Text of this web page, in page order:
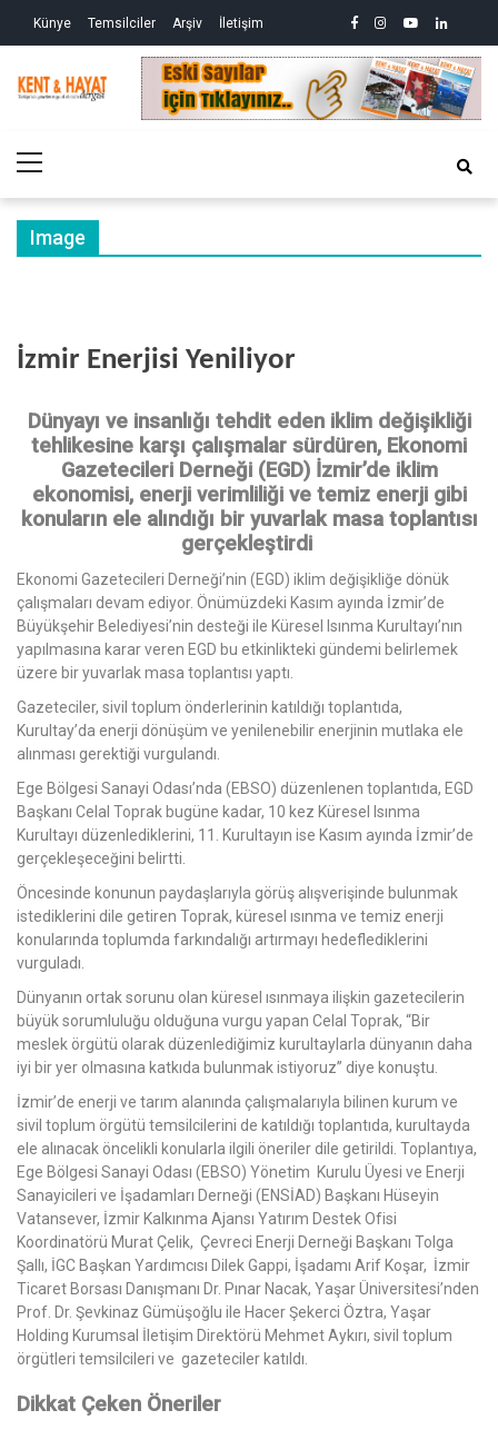
Künye Temsilciler Arşiv İletişim facebook
instagram
youtubelinkedin
ve
Kent&Hayat
Yönetim ve Genel Aktüalite Dergisi
Menu
Image
İzmir Enerjisi Yeniliyor
Dünyayı ve insanlığı tehdit eden iklim değişikliği
tehlikesine karşı çalışmalar sürdüren, Ekonomi
Gazetecileri Derneği (EGD) İzmir’de iklim
ekonomisi, enerji verimliliği ve temiz enerji gibi
konuların ele alındığı bir yuvarlak masa toplantısı
gerçekleştirdi
Ekonomi Gazetecileri Derneği’nin (EGD) iklim değişikliğe dönük
çalışmaları devam ediyor. Önümüzdeki Kasım ayında İzmir’de
Büyükşehir Belediyesi’nin desteği ile Küresel Isınma Kurultayı’nın
yapılmasına karar veren EGD bu etkinlikteki gündemi belirlemek
üzere bir yuvarlak masa toplantısı yaptı.
Gazeteciler, sivil toplum önderlerinin katıldığı toplantıda,
Kurultay’da enerji dönüşüm ve yenilenebilir enerjinin mutlaka ele
alınması gerektiği vurgulandı.
Ege Bölgesi Sanayi Odası’nda (EBSO) düzenlenen toplantıda, EGD
Başkanı Celal Toprak bugüne kadar, 10 kez Küresel Isınma
Kurultayı düzenlediklerini, 11. Kurultayın ise Kasım ayında İzmir’de
gerçekleşeceğini belirtti.
Öncesinde konunun paydaşlarıyla görüş alışverişinde bulunmak
istediklerini dile getiren Toprak, küresel ısınma ve temiz enerji
konularında toplumda farkındalığı artırmayı hedeflediklerini
vurguladı.
Dünyanın ortak sorunu olan küresel ısınmaya ilişkin gazetecilerin
büyük sorumluluğu olduğuna vurgu yapan Celal Toprak, “Bir
meslek örgütü olarak düzenlediğimiz kurultaylarla dünyanın daha
iyi bir yer olmasına katkıda bulunmak istiyoruz” diye konuştu.
İzmir’de enerji ve tarım alanında çalışmalarıyla bilinen kurum ve
sivil toplum örgütü temsilcilerini de katıldığı toplantıda, kurultayda
ele alınacak öncelikli konularla ilgili öneriler dile getirildi. Toplantıya,
Ege Bölgesi Sanayi Odası (EBSO) Yönetim Kurulu Üyesi ve Enerji
Sanayicileri ve İşadamları Derneği (ENSİAD) Başkanı Hüseyin
Vatansever, İzmir Kalkınma Ajansı Yatırım Destek Ofisi
Koordinatörü Murat Çelik, Çevreci Enerji Derneği Başkanı Tolga
Şallı, İGC Başkan Yardımcısı Dilek Gappi, İşadamı Arif Koşar, İzmir
Ticaret Borsası Danışmanı Dr. Pınar Nacak, Yaşar Üniversitesi’nden
Prof. Dr. Şevkinaz Gümüşoğlu ile Hacer Şekerci Öztra, Yaşar
Holding Kurumsal İletişim Direktörü Mehmet Aykırı, sivil toplum
örgütleri temsilcileri ve gazeteciler katıldı.
Dikkat Çeken Öneriler